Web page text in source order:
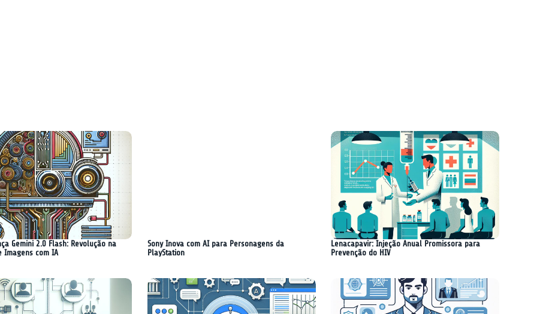
as principais
da última
semana
Gemini 2.0 Flash: Revolução na
Imagens com IA
Sony Inova com AI para Personagens da
PlayStation
Lenacapavir: Injeção Anual Promissora para
Prevenção do HIV